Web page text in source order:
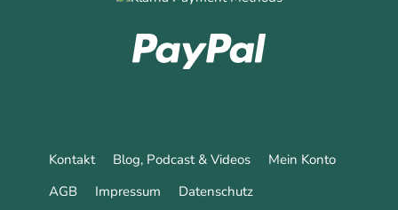
Kontakt Blog, Podcast & Videos
Mein Konto
AGB
Impressum Datenschutz